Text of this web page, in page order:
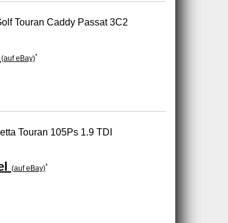
Touran Caddy Passat 3C2
(auf eBay)*
Touran 105Ps 1.9 TDI
(auf eBay)*